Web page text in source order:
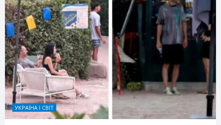
УКРАЇНА І СВІТ